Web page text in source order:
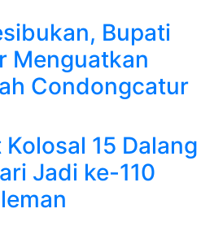
Bupati
Menguatkan
Condongcatur
15 Dalang
Jadi ke-110